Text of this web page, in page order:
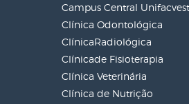
Campus Central Unifacvest
Clínica Odontológica
ClínicaRadiológica
Clínicade Fisioterapia
Clínica Veterinária
Clínica de Nutrição